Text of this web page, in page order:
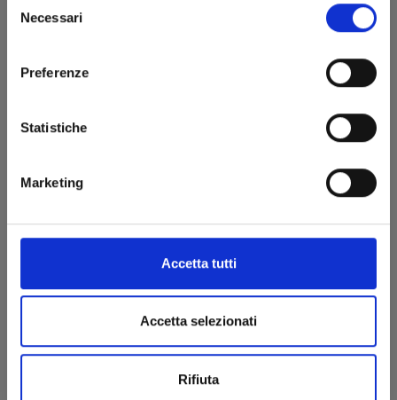
delNecessari
Preferenze
Statistiche
Marketing
Accetta tutti
Accetta selezionati
Rifiuta
I CAVALIERI DELLO ZODIACO - SAINT SEIYA: TIME
COLLECTOR EDITION
06/05/2025
€ 34,90